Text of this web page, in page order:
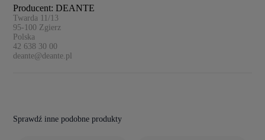
Producent: DEANTE
Twarda 11/13
95-100 Zgierz
Polska
42 638 30 00
deante@deante.pl
Sprawdź inne podobne produkty